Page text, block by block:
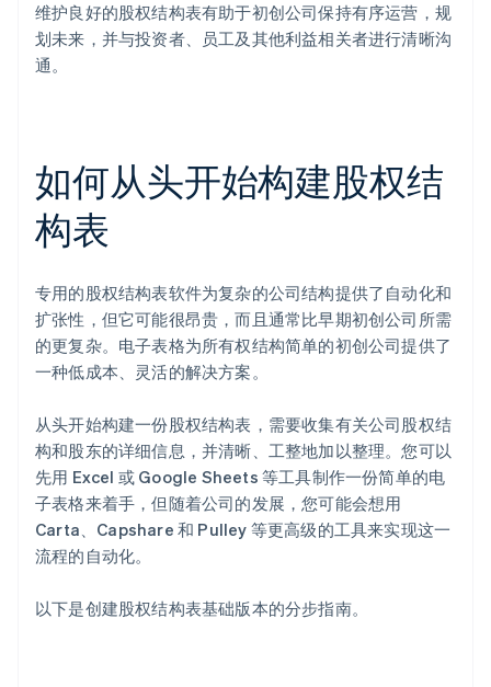
维护良好的股权结构表有助于初创公司保持有序运营，规
划未来，并与投资者、员工及其他利益相关者进行清晰沟
通。
如何从头开始构建股权结
构表
专用的股权结构表软件为复杂的公司结构提供了自动化和
扩张性，但它可能很昂贵，而且通常比早期初创公司所需
的更复杂。电子表格为所有权结构简单的初创公司提供了
一种低成本、灵活的解决方案。
从头开始构建一份股权结构表，需要收集有关公司股权结
构和股东的详细信息，并清晰、工整地加以整理。您可以
先用 Excel 或 Google Sheets 等工具制作一份简单的电
子表格来着手，但随着公司的发展，您可能会想用
Carta、Capshare 和 Pulley 等更高级的工具来实现这一
流程的自动化。
以下是创建股权结构表基础版本的分步指南。